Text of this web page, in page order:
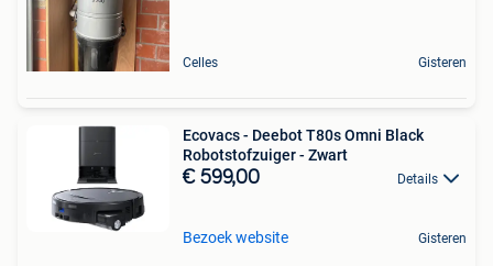
Celles Gisteren
Ecovacs - Deebot T80s Omni Black
Robotstofzuiger - Zwart
€ 599,00 Details
Bezoek website Gisteren